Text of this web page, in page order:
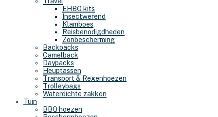
EHBO kits
Insectwerend
Klamboes
Reisbenodigdheden
Zonbescherming
Backpacks
Camelback
Daypacks
Heuptassen
Transport & Regenhoezen
Trolleybags
Waterdichte zakken
Tuin
BBQ hoezen